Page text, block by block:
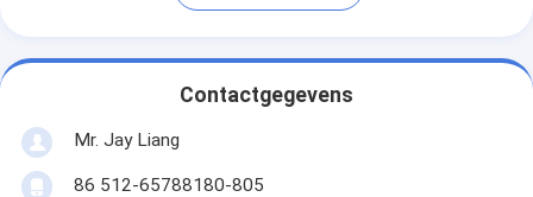
Contactgegevens
Mr. Jay Liang
86 512-65788180-805